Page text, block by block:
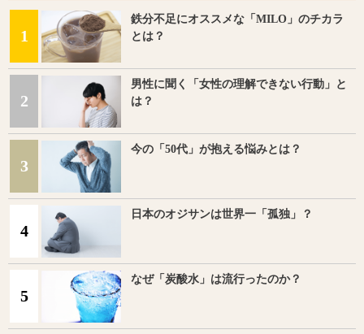
1
鉄分不足にオススメな「MILO」のチカラ
とは？
2
男性に聞く「女性の理解できない行動」と
は？
3
今の「50代」が抱える悩みとは？
4
日本のオジサンは世界一「孤独」？
5
なぜ「炭酸水」は流行ったのか？